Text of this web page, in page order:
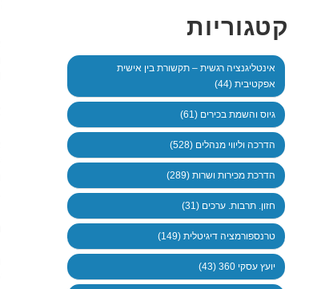
קטגוריות
אינטליגנציה רגשית – תקשורת בין אישית
אפקטיבית (44)
גיוס והשמת בכירים (61)
הדרכה וליווי מנהלים (528)
הדרכת מכירות ושרות (289)
חזון. תרבות. ערכים (31)
טרנספורמציה דיגיטלית (149)
יועץ עסקי 360 (43)